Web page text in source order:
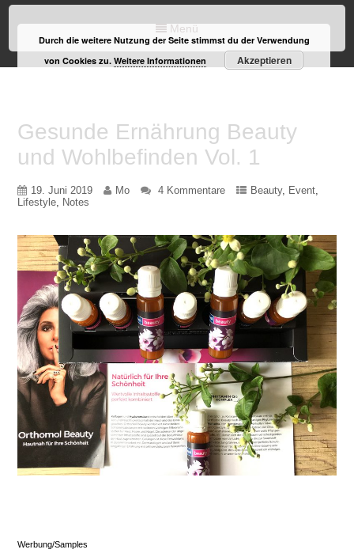
Menü
Gesunde Ernährung Beauty
und Wohlbefinden Vol. 1
19. Juni 2019 Mo 4 Kommentare Beauty, Event,
Lifestyle, Notes
Werbung/Samples
Durch die weitere Nutzung der Seite stimmst du der Verwendung
von Cookies zu.Weitere Informationen Akzeptieren